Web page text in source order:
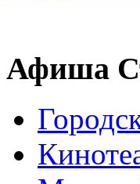
Афиша